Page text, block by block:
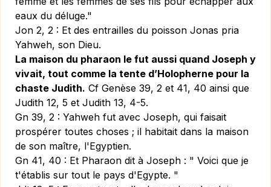
eaux du déluge."
Jon 2, 2 : Et des entrailles du poisson Jonas pria
Yahweh, son Dieu.
La maison du pharaon le fut aussi quand Joseph y
vivait, tout comme la tente d’Holopherne pour la
chaste Judith. Cf Genèse 39, 2 et 41, 40 ainsi que
Judith 12, 5 et Judith 13, 4-5.
Gn 39, 2 : Yahweh fut avec Joseph, qui faisait
prospérer toutes choses ; il habitait dans la maison
de son maître, l'Egyptien.
Gn 41, 40 : Et Pharaon dit à Joseph : " Voici que je
t'établis sur tout le pays d'Egypte. "